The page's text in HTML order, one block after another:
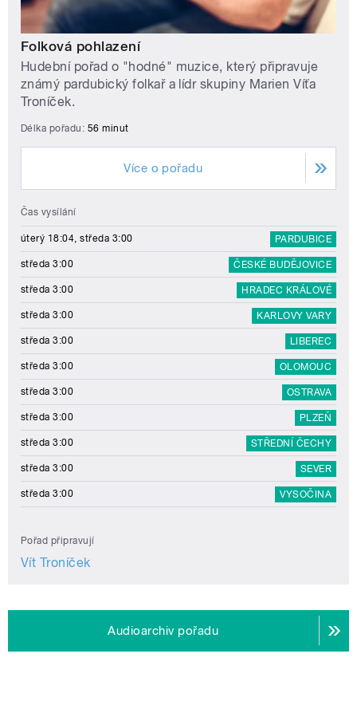
Folková pohlazení
Hudební pořad o "hodné" muzice, který připravuje
známý pardubický folkař a lídr skupiny Marien Víťa
Troníček.
Délka pořadu: 56 minut
Více o pořadu
Čas vysílání
úterý 18:04, středa 3:00 PARDUBICE
středa 3:00 ČESKÉ BUDĚJOVICE
středa 3:00 HRADEC KRÁLOVÉ
středa 3:00 KARLOVY VARY
středa 3:00 LIBEREC
středa 3:00 OLOMOUC
středa 3:00 OSTRAVA
středa 3:00 PLZEŇ
středa 3:00 STŘEDNÍ ČECHY
středa 3:00 SEVER
středa 3:00 VYSOČINA
Pořad připravují
Vít Troníček
Audioarchiv pořadu